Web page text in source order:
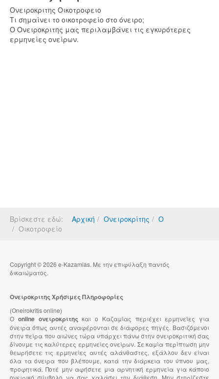
Ονειροκριτης Οικοτροφειο
Τι σημαίνει το οικοτροφείο στο όνειρο;
Ο Ονειροκριτης μας περιλαμβάνει τις εγκυρότερες
ερμηνείες ονείρων.
Βρίσκεστε εδώ: Αρχική Ονειροκρίτης
Ο
Οικοτροφείο
Copyright © 2026 e-Kazamias. Με την επιφύλαξη παντός
δικαιώματος.
Ονειροκριτης Χρήσιμες Πληροφορίες
(Oneirokritis online)
Ο online ονειροκριτηςκαι ο Καζαμίας περιέχει ερμηνείες για
όνειρα όπως αυτές αναφέρονται σε διάφορες πηγές. Βασιζόμενοι
στην πείρα που αιώνες τώρα υπάρχει πάνω στην ονειροκριτική σας
δίνουμε τις καλύτερες ερμηνείες ονείρων. Σε καμία περίπτωση μην
θεωρήσετε τις ερμηνείες αυτές αλάνθαστες, εξάλλου δεν είναι
όλα τα όνειρα που βλέπουμε, κατά την διάρκεια του ύπνου μας,
προφητικά. Ποτέ μην αφήσετε μια αρνητική ερμηνεία για κάποιο
ονειρικό σύμβολο να σας χαλάσει την διάθεση. Μην στηρίζεστε